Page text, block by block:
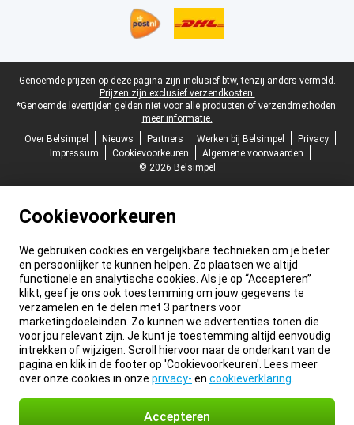
Juridische voettekst
Genoemde prijzen op deze pagina zijn inclusief btw, tenzij anders vermeld.
Prijzen zijn exclusief verzendkosten.
*Genoemde levertijden gelden niet voor alle producten of verzendmethoden:
meer informatie.
Over Belsimpel
Nieuws Partners Werken bij Belsimpel
Privacy
Impressum
Cookievoorkeuren
Algemene voorwaarden
© 2026 Belsimpel
Cookievoorkeuren
We gebruiken cookies en vergelijkbare technieken om je beter
en persoonlijker te kunnen helpen. Zo plaatsen we altijd
functionele en analytische cookies. Als je op “Accepteren”
klikt, geef je ons ook toestemming om jouw gegevens te
verzamelen en te delen met 3 partners voor
marketingdoeleinden. Zo kunnen we advertenties tonen die
voor jou relevant zijn. Je kunt je toestemming altijd eenvoudig
intrekken of wijzigen. Scroll hiervoor naar de onderkant van de
pagina en klik in de footer op 'Cookievoorkeuren'. Lees meer
over onze cookies in onze privacy- en cookieverklaring
Accepteren